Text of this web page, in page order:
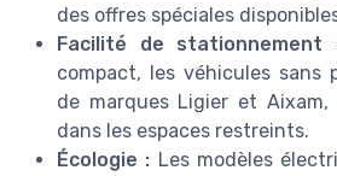
des offres spéciales
Facilité de stationnement
compact, les véhicules sans
de marques Ligier et
dans les espaces restreints.
Écologie : Les modèles